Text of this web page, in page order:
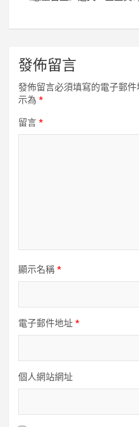
發佈留言
發佈留言必須填寫的電子郵件
示為 *
留言 *
顯示名稱 *
電子郵件地址 *
個人網站網址